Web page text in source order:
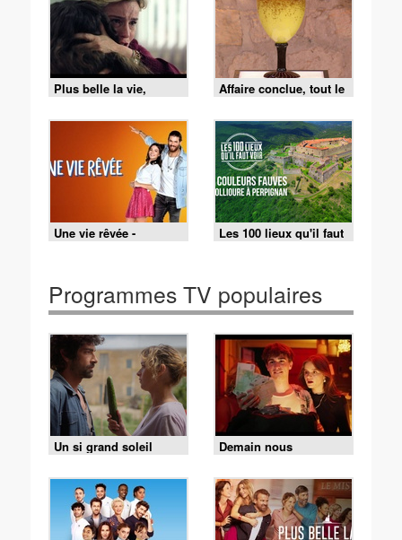
Plus belle la vie,
encore plus belle du
lundi 3 août 2026 -
Affaire conclue, tout le
monde a quelque
chose à vendre -
03/08/2026
Une vie rêvée -
Épisode 28
Les 100 lieux qu'il faut
voir - 02/08/2026
Programmes TV populaires
Un si grand soleil Demain nous
appartient